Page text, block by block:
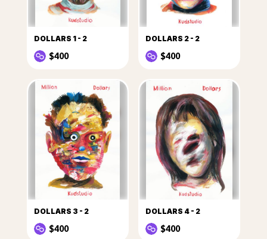
DOLLARS 1 - 2
$400
DOLLARS 2 - 2
$400
DOLLARS 3 - 2
$400
DOLLARS 4 - 2
$400